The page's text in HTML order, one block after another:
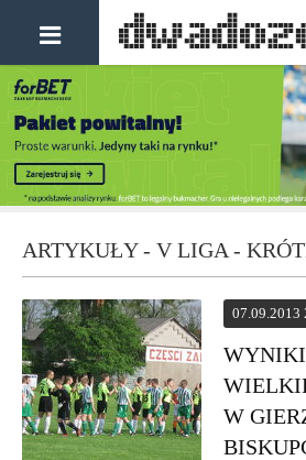
ARTYKUŁY - V LIGA -
07.09.2013
W